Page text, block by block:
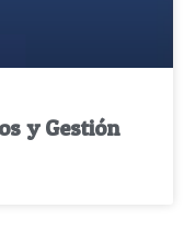
y Gestión